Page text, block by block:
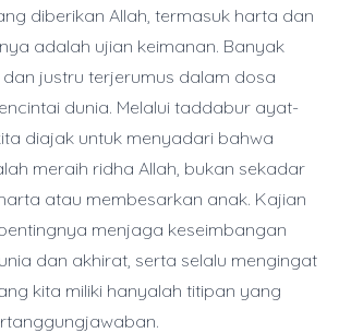
diberikan Allah, termasuk harta dan
adalah ujian keimanan. Banyak
justru terjerumus dalam dosa
dunia. Melalui taddabur ayat-
diajak untuk menyadari bahwa
meraih ridha Allah, bukan sekadar
atau membesarkan anak. Kajian
menjaga keseimbangan
dan akhirat, serta selalu mengingat
kita miliki hanyalah titipan yang